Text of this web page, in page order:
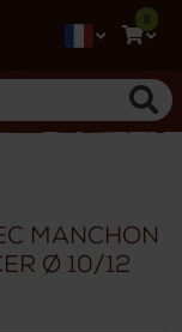
0
manchon
Ø 10/12